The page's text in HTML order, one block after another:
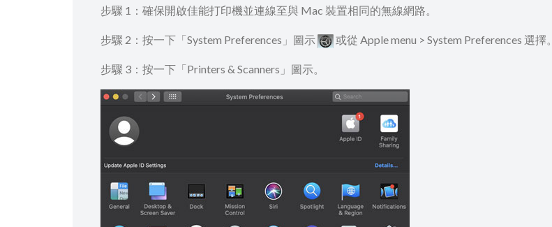
步驟 1：確保開啟佳能打印機並連線至與 Mac 裝置相同的無線網路。
步驟 2：按一下「System Preferences」圖示 ​​​​ 或從 Apple menu > System Preferences 選擇。
步驟 3：按一下「Printers & Scanners」圖示。